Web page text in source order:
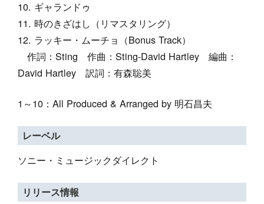
ギャランドゥ
時のきざはし（リマスタリング）
ラッキー・ムーチョ（Bonus Track）
作詞：Sting 作曲：Sting-David Hartley 編曲：
David Hartley 訳詞：有森聡美
1～10：All Produced & Arranged by 明石昌夫
レーベル
ソニー・ミュージックダイレクト
リリース情報